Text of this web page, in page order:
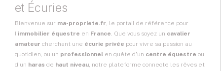
et Écuries
Bienvenue sur ma-propriete.fr, le portail de référence pour
l'immobilier équestre en France. Que vous soyez un cavalier
amateur cherchant une écurie privée pour vivre sa passion au
quotidien, ou un professionnel en quête d'un centre équestre ou
d'un haras de haut niveau, notre plateforme connecte les rêves et